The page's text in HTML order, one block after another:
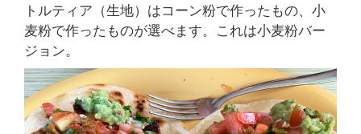
トルティア（生地）はコーン粉で作ったもの、小
麦粉で作ったものが選べます。これは小麦粉バー
ジョン。